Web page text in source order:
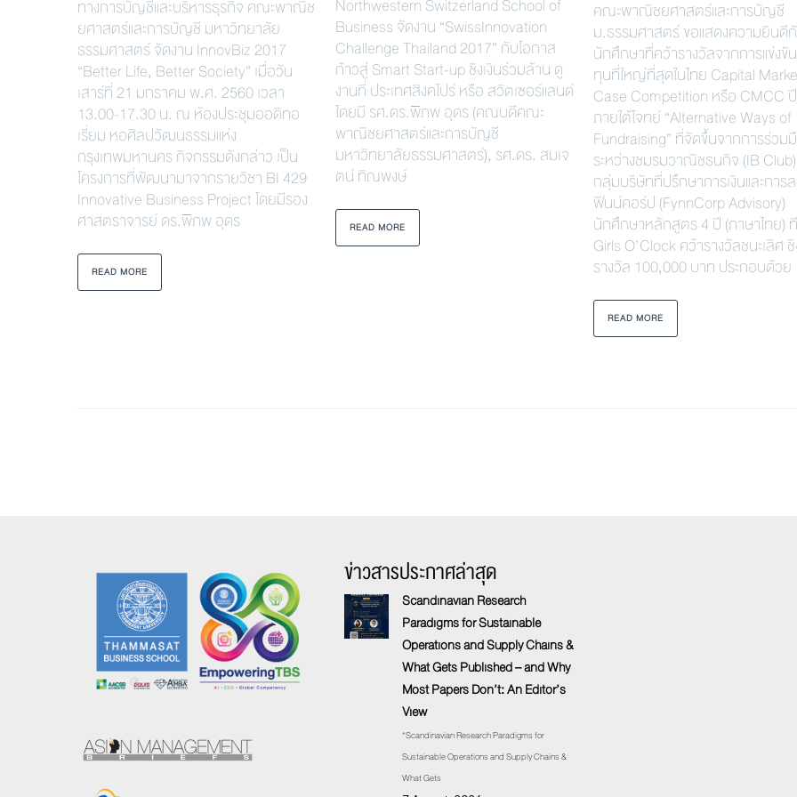
ทางการบัญชีและบริหารธุรกิจ คณะพาณิช
ยศาสตร์และการบัญชี มหาวิทยาลัย
ธรรมศาสตร์ จัดงาน InnovBiz 2017
“Better Life, Better Society” เมื่อวัน
เสาร์ที่ 21 มกราคม พ.ศ. 2560 เวลา
13.00-17.30 น. ณ ห้องประชุมออดิทอ
เรี่ยม หอศิลปวัฒนธรรมแห่ง
กรุงเทพมหานคร กิจกรรมดังกล่าว เป็น
โครงการที่พัฒนามาจากรายวิชา BI 429
Innovative Business Project โดยมีรอง
ศาสตราจารย์ ดร.พิภพ อุดร
READ MORE
Northwestern Switzerland School of
Business จัดงาน “SwissInnovation
Challenge Thailand 2017” กับโอกาส
ก้าวสู่ Smart Start-up ชิงเงินร่วมล้าน ดู
งานที่ ประเทศสิงคโปร์ หรือ สวิตเซอร์แลนด์
โดยมี รศ.ดร.พิภพ อุดร (คณบดีคณะ
พาณิชยศาสตร์และการบัญชี
มหาวิทยาลัยธรรมศาสตร์), รศ.ดร. สมเจ
ตน์ ทิณพงษ์
READ MORE
คณะพาณิชยศาสตร์และการบัญชี
ม.ธรรมศาสตร์ ขอแสดงความยินดี
นักศึกษาที่คว้ารางวัลจากการแข่งขั
ทุนที่ใหญ่ที่สุดในไทย Capital
Case Competition หรือ CMCC
ภายใต้โจทย์ “Alternative Ways of
Fundraising” ที่จัดขึ้นจากการร่วม
ระหว่างชมรมวาณิชธนกิจ (IB Club)
กลุ่มบริษัทที่ปรึกษาการเงินและการ
ฟินน์คอร์ป (FynnCorp Advisory)
นักศึกษาหลักสูตร 4 ปี (ภาษาไทย)
Girls O’Clock คว้ารางวัลชนะเลิศ ชิ
รางวัล 100,000 บาท ประกอบด้วย
READ MORE
ข่าวสารประกาศล่าสุด
Scandinavian Research
Paradigms for Sustainable
Operations and Supply Chains &
What Gets Published – and Why
Most Papers Don’t: An Editor’s
View
“Scandinavian Research Paradigms for
Sustainable Operations and Supply Chains &
What Gets